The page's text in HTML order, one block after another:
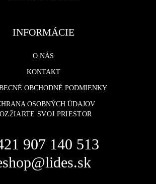
INFORMÁCIE
O NÁS
KONTAKT
OBCHODNÉ PODMIENKY
OSOBNÝCH ÚDAJOV
SVOJ PRIESTOR
907 140 513